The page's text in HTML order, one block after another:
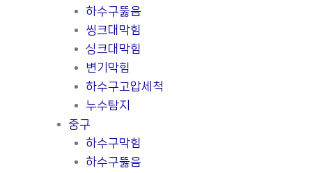
하수구뚫음
씽크대막힘
싱크대막힘
변기막힘
하수구고압세척
누수탐지
중구
하수구막힘
하수구뚫음